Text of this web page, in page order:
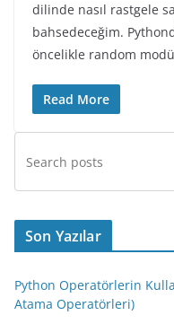
dilinde nasıl rastgele
bahsedeceğim.
öncelikle random
Read More
Son Yazılar
Python Operatörlerin
Atama Operatörleri)